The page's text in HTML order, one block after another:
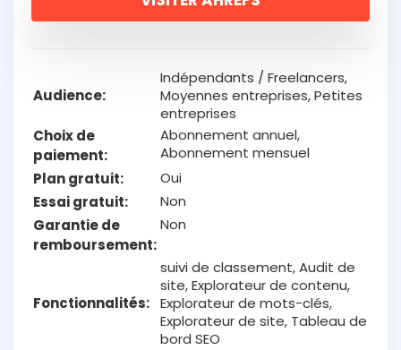
Audience
Indépendants / Freelancers,
Moyennes entreprises, Petites
entreprises
Choix de
paiement
Abonnement annuel,
Abonnement mensuel
Plan gratuit
Oui
Essai gratuit
Non
Garantie de
remboursement
Non
Fonctionnalités
suivi de classement, Audit de
site, Explorateur de contenu,
Explorateur de mots-clés,
Explorateur de site, Tableau de
bord SEO